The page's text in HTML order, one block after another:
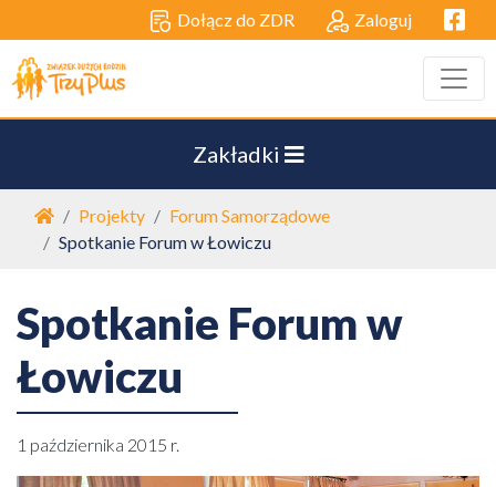
Dołącz do ZDR Zaloguj
Zakładki
Strona główna
Projekty
Forum Samorządowe
Spotkanie Forum w Łowiczu
Spotkanie Forum w
Łowiczu
1 października 2015 r.